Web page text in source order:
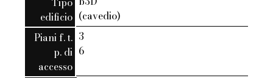
edificio (cavedio)
Piani f. t.
p. di
accesso
3
6